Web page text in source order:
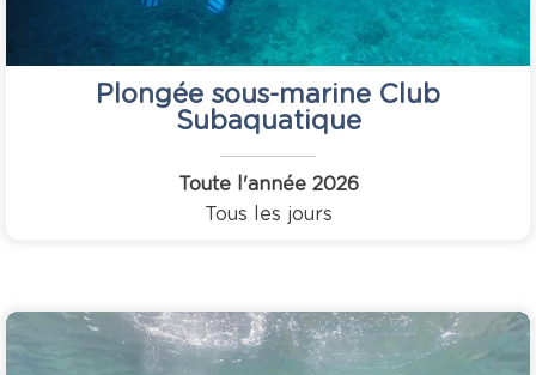
Plongée sous-marine Club
Subaquatique
Toute l'année2026
Tous les jours